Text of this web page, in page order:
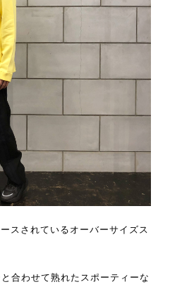
スされているオーバーサイズス
合わせて熟れたスポーティーな